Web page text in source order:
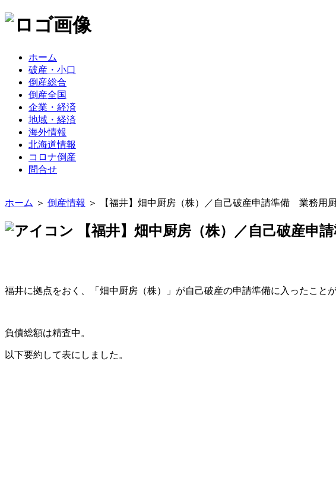
ホーム
破産・小口
倒産総合
倒産全国
企業・経済
地域・経済
海外情報
北海道情報
コロナ倒産
問合せ
ホーム ＞ 倒産情報 ＞ 【福井】畑中厨房（株）／自己破産申請準備 業務用
【福井】畑中厨房（株）／自己破産
福井に拠点をおく、「畑中厨房（株）」が自己破産の申請準備に入ったことが
負債総額は精査中。
以下要約して表にしました。